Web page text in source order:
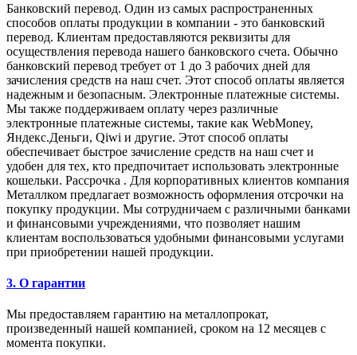
Банковский перевод. Один из самых распространенных
способов оплаты продукции в компании - это банковский
перевод. Клиентам предоставляются реквизиты для
осуществления перевода нашего банковского счета. Обычно
банковский перевод требует от 1 до 3 рабочих дней для
зачисления средств на наш счет. Этот способ оплаты является
надежным и безопасным. Электронные платежные системы.
Мы также поддерживаем оплату через различные
электронные платежные системы, такие как WebMoney,
Яндекс.Деньги, Qiwi и другие. Этот способ оплаты
обеспечивает быстрое зачисление средств на наш счет и
удобен для тех, кто предпочитает использовать электронные
кошельки. Рассрочка . Для корпоративных клиентов компания
Металлком предлагает возможность оформления отсрочки на
покупку продукции. Мы сотрудничаем с различными банками
и финансовыми учреждениями, что позволяет нашим
клиентам воспользоваться удобными финансовыми услугами
при приобретении нашей продукции.
3. О гарантии
Мы предоставляем гарантию на металлопрокат,
произведенный нашей компанией, сроком на 12 месяцев с
момента покупки.